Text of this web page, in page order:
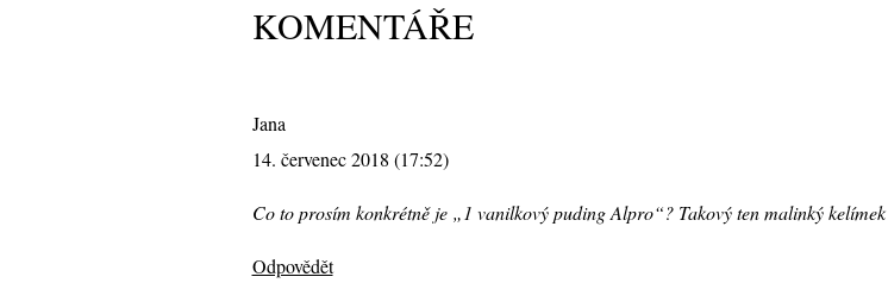
KOMENTÁŘE
Jana
14. červenec 2018 (17:52)
Co to prosím konkrétně je „1 vanilkový puding Alpro“? Takový ten malinký
Odpovědět